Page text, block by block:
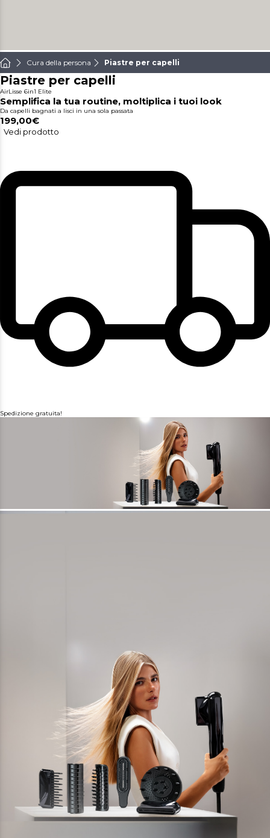
Cura della persona Piastre per capelli
Piastre per capelli
AirLisse 6in1 Elite
Semplifica la tua routine, moltiplica i tuoi look
Da capelli bagnati a lisci in una sola passata
199,00€
Vedi prodotto
Spedizione gratuita!